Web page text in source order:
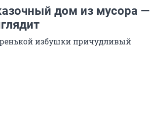
дом из мусора —
избушки причудливый